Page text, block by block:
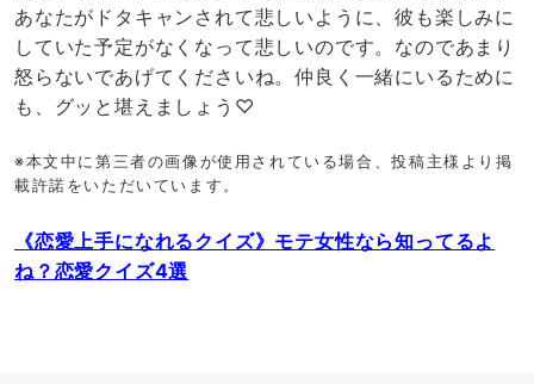
あなたがドタキャンされて悲しいように、彼も楽しみに
していた予定がなくなって悲しいのです。なのであまり
怒らないであげてくださいね。仲良く一緒にいるために
も、グッと堪えましょう♡
※本文中に第三者の画像が使用されている場合、投稿主様より掲
載許諾をいただいています。
《恋愛上手になれるクイズ》モテ女性なら知ってるよ
ね？恋愛クイズ4選